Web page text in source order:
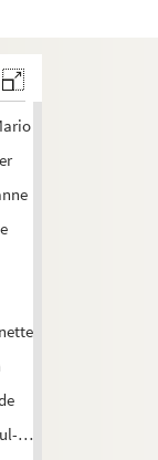
Napoléon